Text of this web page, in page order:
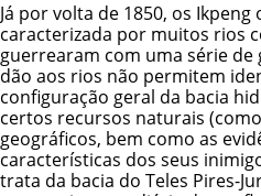
Já por volta de 1850, os
caracterizada por muitos rios
guerrearam com uma série
dão aos rios não permitem
configuração geral da bacia
certos recursos naturais
geográficos, bem como as
características dos seus
trata da bacia do Teles Pires-